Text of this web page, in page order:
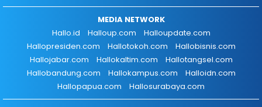
MEDIA NETWORK
Hallo.id
Halloup.com
Halloupdate.com
Hallopresiden.com
Hallotokoh.com
Hallobisnis.com
Hallojabar.com
Hallokaltim.com
Hallotangsel.com
Hallobandung.com
Hallokampus.com
Halloidn.com
Hallopapua.com
Hallosurabaya.com